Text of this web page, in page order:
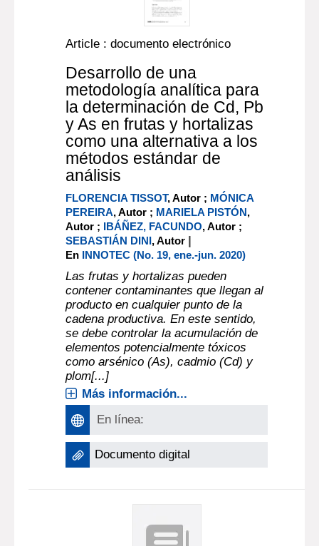
Article : documento electrónico
Desarrollo de una
metodología analítica para
la determinación de Cd, Pb
y As en frutas y hortalizas
como una alternativa a los
métodos estándar de
análisis
FLORENCIA TISSOT, Autor ; MÓNICA
PEREIRA, Autor ; MARIELA PISTÓN,
Autor ; IBÁÑEZ, FACUNDO, Autor ;
SEBASTIÁN DINI, Autor |
En INNOTEC (No. 19, ene.-jun. 2020)
Las frutas y hortalizas pueden
contener contaminantes que llegan al
producto en cualquier punto de la
cadena productiva. En este sentido,
se debe controlar la acumulación de
elementos potencialmente tóxicos
como arsénico (As), cadmio (Cd) y
plom[...]
Más información...
En línea:
Documento digital